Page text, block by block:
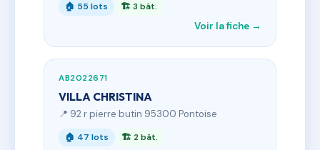
🏠 55 lots 🏗 3 bât.
Voir la fiche →
AB2022671
VILLA CHRISTINA
📍 92 r pierre butin 95300 Pontoise
🏠 47 lots 🏗 2 bât.